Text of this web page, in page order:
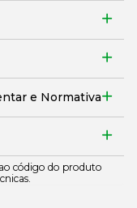
e Normativa
código do produto